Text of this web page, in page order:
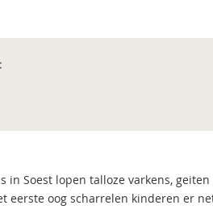
Soest lopen talloze varkens,
eerste oog scharrelen kinderen er